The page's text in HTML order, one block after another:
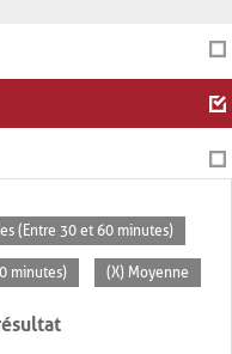
(Entre 30 et 60 minutes)
minutes) (X) Moyenne